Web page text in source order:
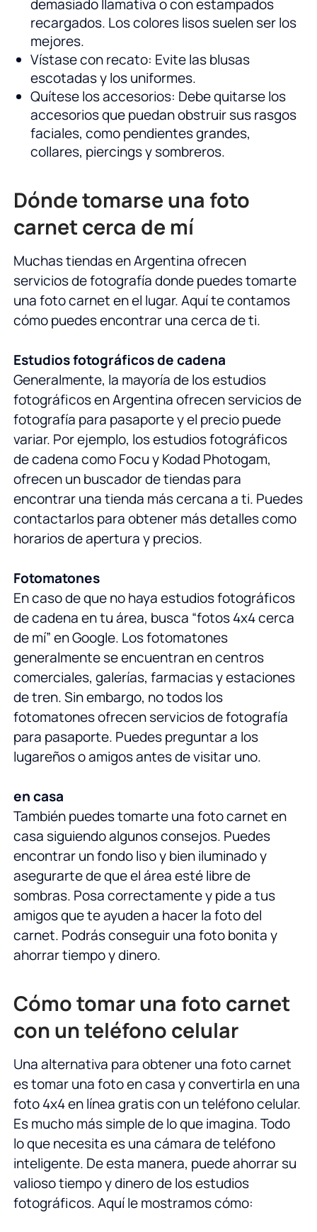
demasiado llamativa o con estampados
recargados. Los colores lisos suelen ser los
mejores.
Vístase con recato: Evite las blusas
escotadas y los uniformes.
Quítese los accesorios: Debe quitarse los
accesorios que puedan obstruir sus rasgos
faciales, como pendientes grandes,
collares, piercings y sombreros.
Dónde tomarse una foto
carnet cerca de mí
Muchas tiendas en Argentina ofrecen
servicios de fotografía donde puedes tomarte
una foto carnet en el lugar. Aquí te contamos
cómo puedes encontrar una cerca de ti.
Estudios fotográficos de cadena
Generalmente, la mayoría de los estudios
fotográficos en Argentina ofrecen servicios de
fotografía para pasaporte y el precio puede
variar. Por ejemplo, los estudios fotográficos
de cadena como Focu y Kodad Photogam,
ofrecen un buscador de tiendas para
encontrar una tienda más cercana a ti. Puedes
contactarlos para obtener más detalles como
horarios de apertura y precios.
Fotomatones
En caso de que no haya estudios fotográficos
de cadena en tu área, busca “fotos 4x4 cerca
de mí” en Google. Los fotomatones
generalmente se encuentran en centros
comerciales, galerías, farmacias y estaciones
de tren. Sin embargo, no todos los
fotomatones ofrecen servicios de fotografía
para pasaporte. Puedes preguntar a los
lugareños o amigos antes de visitar uno.
en casa
También puedes tomarte una foto carnet en
casa siguiendo algunos consejos. Puedes
encontrar un fondo liso y bien iluminado y
asegurarte de que el área esté libre de
sombras. Posa correctamente y pide a tus
amigos que te ayuden a hacer la foto del
carnet. Podrás conseguir una foto bonita y
ahorrar tiempo y dinero.
Cómo tomar una foto carnet
con un teléfono celular
Una alternativa para obtener una foto carnet
es tomar una foto en casa y convertirla en una
foto 4x4 en línea gratis con un teléfono celular.
Es mucho más simple de lo que imagina. Todo
lo que necesita es una cámara de teléfono
inteligente. De esta manera, puede ahorrar su
valioso tiempo y dinero de los estudios
fotográficos. Aquí le mostramos cómo: